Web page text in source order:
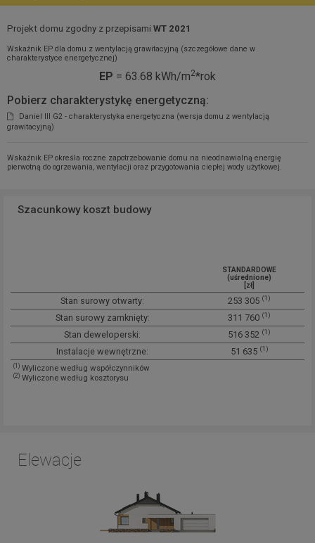
Projekt domu zgodny z przepisami WT 2021
Wskaźnik EP dla domu z wentylacją grawitacyjną (szczegółowe dane w
charakterystyce energetycznej)
EP = 63.68 kWh/m2*rok
Pobierz charakterystykę energetyczną:
Daniel III G2 - charakterystyka energetyczna (wersja domu z wentylacją
grawitacyjną)
Wskaźnik EP określa roczne zapotrzebowanie domu na nieodnawialną energię
pierwotną do ogrzewania, wentylacji oraz przygotowania ciepłej wody użytkowej.
Szacunkowy koszt budowy
STANDARDOWE
(uśrednione)
[zł]
Stan surowy otwarty: 253 305 (1)
Stan surowy zamknięty: 311 760 (1)
Stan deweloperski: 516 352 (1)
Instalacje wewnętrzne: 51 635 (1)
(1) Wyliczone według współczynników
(2) Wyliczone według kosztorysu
Elewacje